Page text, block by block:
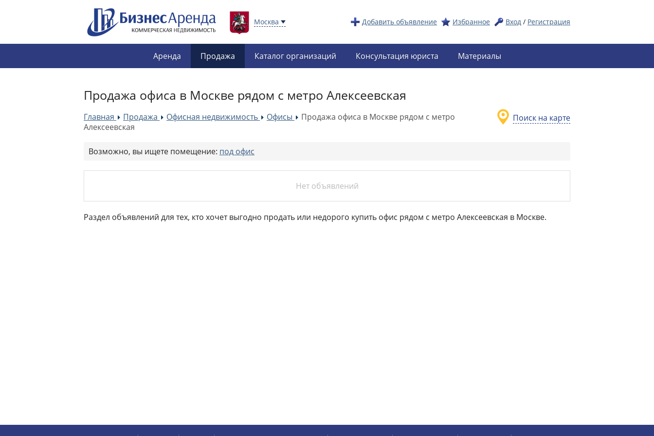
Москва Добавить объявление Избранное Вход / Регистрация
Аренда Продажа Каталог организаций Консультация юриста Материалы
Продажа офиса в Москве рядом с метро Алексеевская
Поиск на карте
Главная »Продажа »Офисная недвижимость »Офисы »Продажа офиса в Москве рядом с метро
Алексеевская
Возможно, вы ищете помещение: под офис
Нет объявлений
Раздел объявлений для тех, кто хочет выгодно продать или недорого купить офис рядом с метро Алексеевская в Москве.